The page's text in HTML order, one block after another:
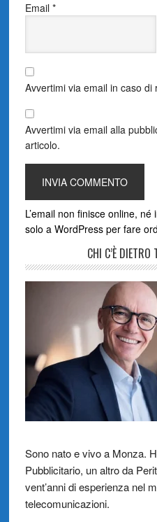
Email *
Avvertimi via email in caso
Avvertimi via email alla
articolo.
L’email non finisce online,
solo a WordPress per fare
CHI C’È DIETRO
Sono nato e vivo a Monza.
Pubblicitario, un altro da
vent’anni di esperienza nel
telecomunicazioni.